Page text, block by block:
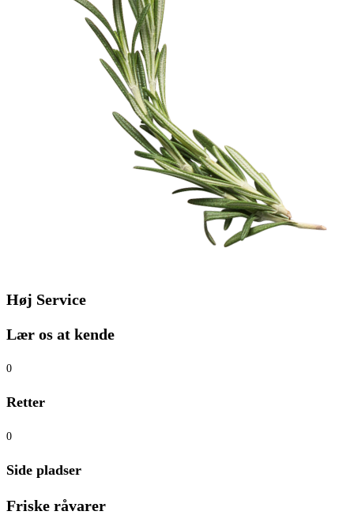
Høj Service
Lær os at kende
0
Retter
0
Side pladser
Friske råvarer